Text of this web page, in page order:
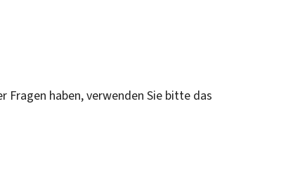
Fragen haben, verwenden Sie bitte das